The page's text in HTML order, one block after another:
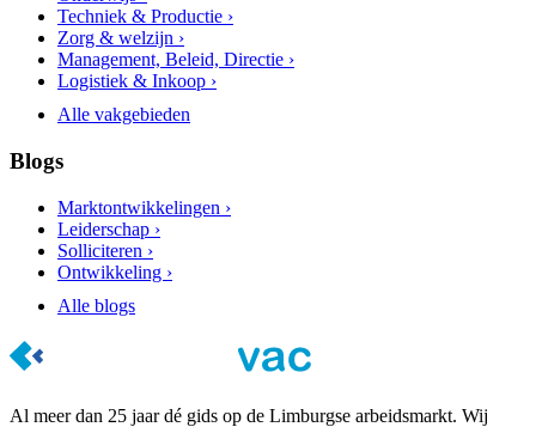
Techniek & Productie ›
Zorg & welzijn ›
Management, Beleid, Directie ›
Logistiek & Inkoop ›
Alle vakgebieden
Blogs
Marktontwikkelingen ›
Leiderschap ›
Solliciteren ›
Ontwikkeling ›
Alle blogs
Al meer dan 25 jaar dé gids op de Limburgse arbeidsmarkt. Wij